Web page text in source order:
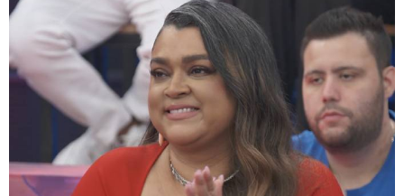
Divulgação 4/22
E não foi só Paolla que tentou manter o contato com a luz
solar! Caetano Veloso, frequentador assíduo da Praia da
Barra, em Salvador, resolveu tomar sol na varanda mesmo. O
momento foi compartilhado no Instagram por sua esposa,
Paula Lavigne.